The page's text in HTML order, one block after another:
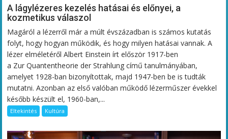
A lágylézeres kezelés hatásai és előnyei, a
kozmetikus válaszol
Magáról a lézerről már a múlt évszázadban is számos kutatás
folyt, hogy hogyan működik, és hogy milyen hatásai vannak. A
lézer elméletéről Albert Einstein írt először 1917-ben
a Zur Quantentheorie der Strahlung című tanulmányában,
amelyet 1928-ban bizonyítottak, majd 1947-ben be is tudták
mutatni. Azonban az első valóban működő lézerműszer évekkel
később készült el, 1960-ban,...
Eltekintés Kultúra